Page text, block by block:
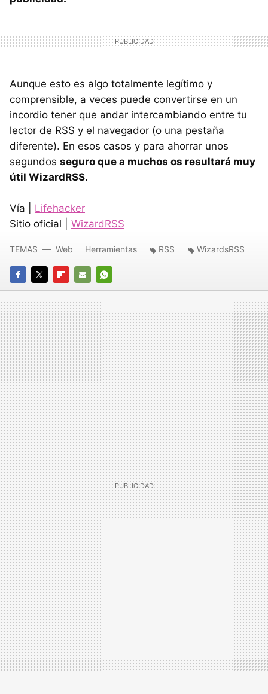
Aunque esto es algo totalmente legítimo y
comprensible, a veces puede convertirse en un
incordio tener que andar intercambiando entre tu
lector de RSS y el navegador (o una pestaña
diferente). En esos casos y para ahorrar unos
segundos seguro que a muchos os resultará muy
útil WizardRSS.
Vía | Lifehacker
Sitio oficial | WizardRSS
FACEBOOK
TWITTERFLIPBOARD
E-
MAIL
WHATSAPP
TEMAS Web Herramientas RSS WizardsRSS